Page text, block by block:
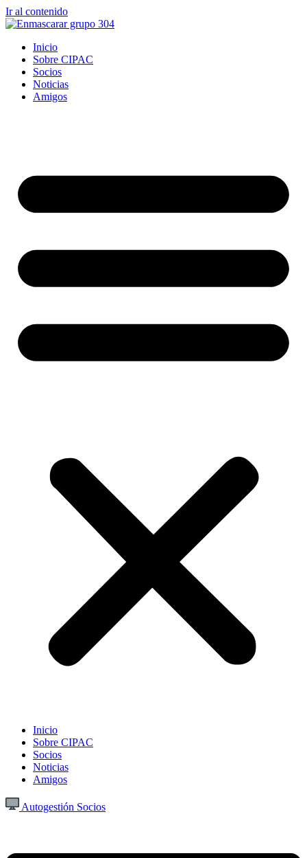
Ir al contenido
Inicio
Sobre CIPAC
Socios
Noticias
Amigos
Inicio
Sobre CIPAC
Socios
Noticias
Amigos
Autogestión Socios